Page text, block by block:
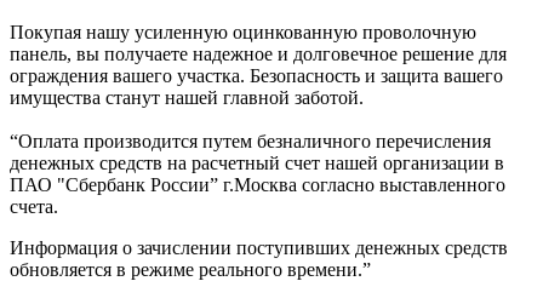
Покупая нашу усиленную оцинкованную проволочную
панель, вы получаете надежное и долговечное решение для
ограждения вашего участка. Безопасность и защита вашего
имущества станут нашей главной заботой.
“Оплата производится путем безналичного перечисления
денежных средств на расчетный счет нашей организации в
ПАО "Сбербанк России” г.Москва согласно выставленного
счета.
Информация о зачислении поступивших денежных средств
обновляется в режиме реального времени.”